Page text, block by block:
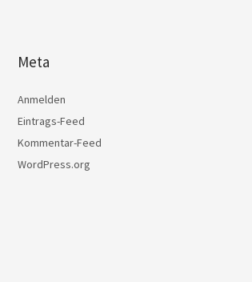
Meta
Anmelden
Eintrags-Feed
Kommentar-Feed
WordPress.org